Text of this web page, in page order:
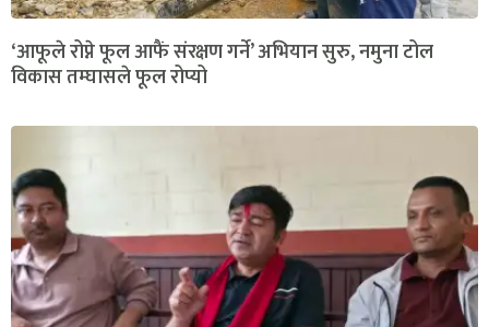
‘आफूले रोप्ने फूल आफैं संरक्षण गर्ने’ अभियान सुरु, नमुना टोल
विकास तम्घासले फूल रोप्यो